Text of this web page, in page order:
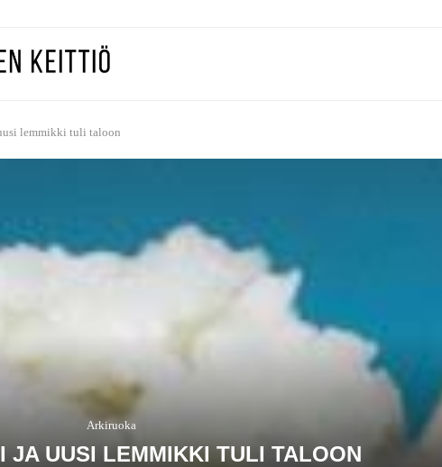
lemmikki tuli taloon
Arkiruoka
JA UUSI LEMMIKKI TULI TALOON